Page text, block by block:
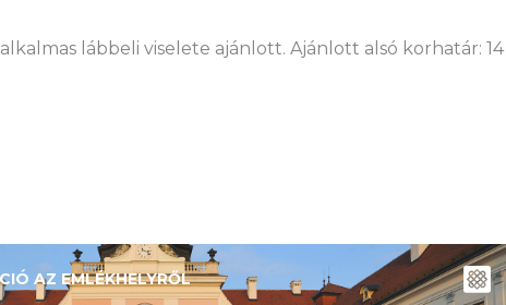
lábbeli viselete ajánlott. Ajánlott alsó korhatár: 14
AZ EMLÉKHELYRŐL